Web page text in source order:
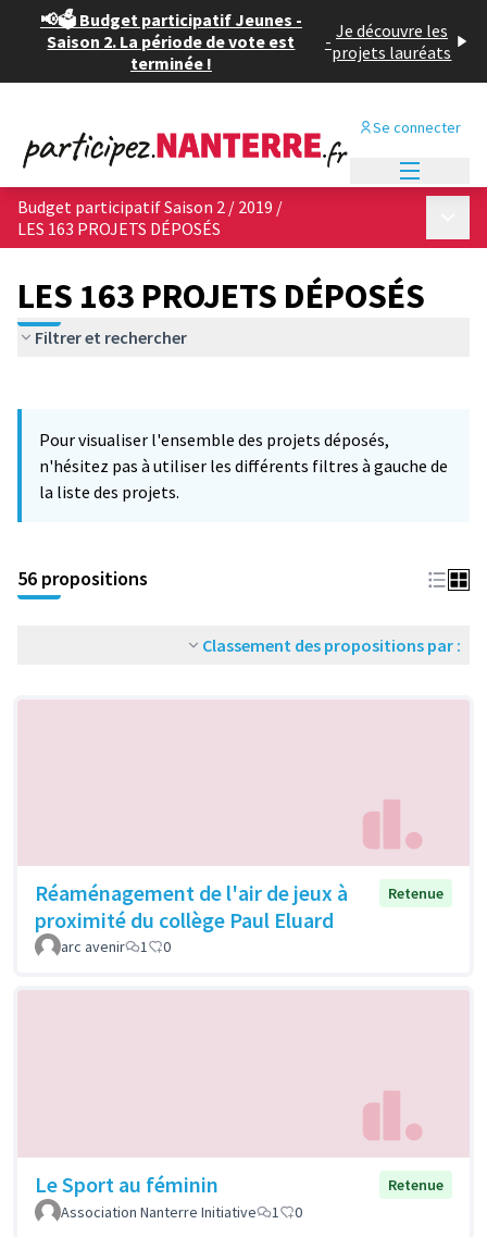
📢🗳️ Budget participatif Jeunes -
Saison 2. La période de vote est
terminée !
- Je découvre les
projets lauréats
Se connecter
Budget participatif Saison 2 / 2019 /
LES 163 PROJETS DÉPOSÉS
LES 163 PROJETS DÉPOSÉS
Filtrer et rechercher
−
Pour visualiser l'ensemble des projets déposés,
n'hésitez pas à utiliser les différents filtres à gauche de
la liste des projets.
56 propositions
Classement des propositions par :
Réaménagement de l'air de jeux à
proximité du collège Paul Eluard
Retenue
arc avenir 1 0
Le Sport au féminin
Retenue
Association Nanterre Initiative
1 0